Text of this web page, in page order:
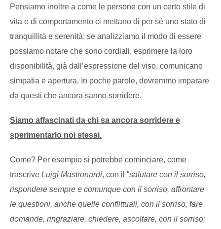
Pensiamo inoltre a come le persone con un certo stile di
vita e di comportamento ci mettano di per sé uno stato di
tranquillità e serenità; se analizziamo il modo di essere
possiamo notare che sono cordiali, esprimere la loro
disponibilità, già dall’espressione del viso, comunicano
simpatia e apertura. In poche parole, dovremmo imparare
da questi che ancora sanno sorridere.
Siamo affascinati da chi sa ancora sorridere e
sperimentarlo noi stessi.
Come? Per esempio si potrebbe cominciare, come
trascrive Luigi Mastronardi, con il “salutare con il sorriso,
rispondere sempre e comunque con il sorriso, affrontare
le questioni, anche quelle conflittuali, con il sorriso; fare
domande, ringraziare, chiedere, ascoltare, con il sorriso;